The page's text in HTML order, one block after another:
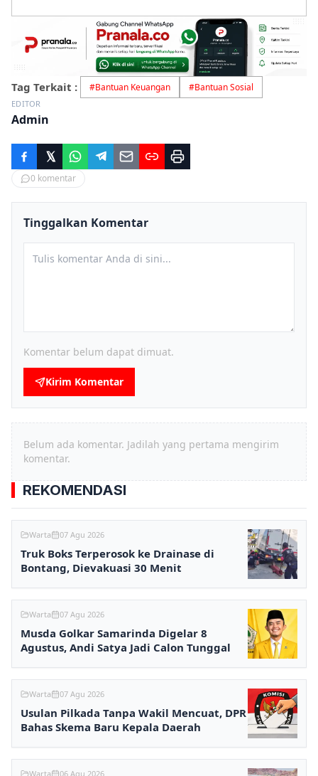
Tag Terkait : #Bantuan Keuangan #Bantuan Sosial
EDITOR
Admin
0 komentar
Tinggalkan Komentar
Komentar belum dapat dimuat.
Kirim Komentar
Belum ada komentar. Jadilah yang pertama mengirim
komentar.
REKOMENDASI
Warta 07 Agu 2026
Truk Boks Terperosok ke Drainase di
Bontang, Dievakuasi 30 Menit
Warta 07 Agu 2026
Musda Golkar Samarinda Digelar 8
Agustus, Andi Satya Jadi Calon Tunggal
Warta 07 Agu 2026
Usulan Pilkada Tanpa Wakil Mencuat, DPR
Bahas Skema Baru Kepala Daerah
Warta 06 Agu 2026